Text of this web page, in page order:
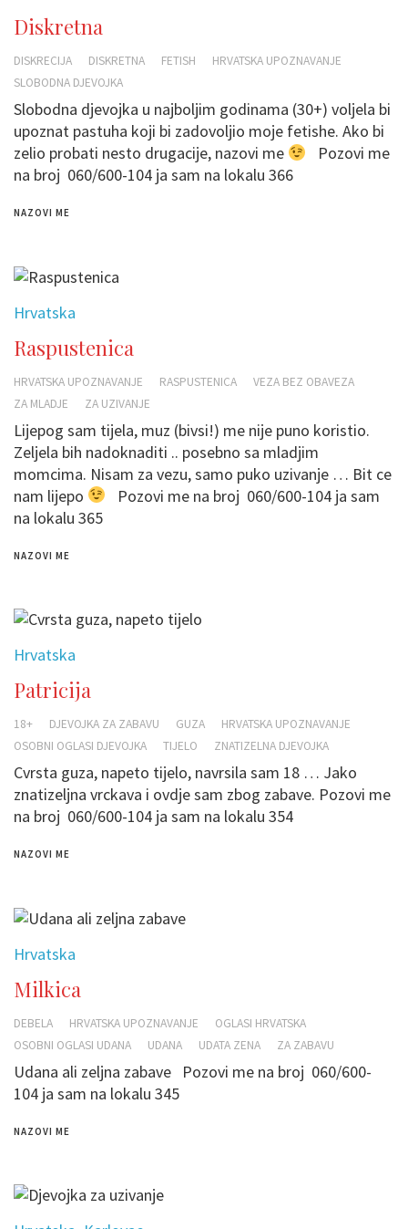
Diskretna
DISKRECIJA DISKRETNA FETISH
HRVATSKA UPOZNAVANJE
SLOBODNA DJEVOJKA
Slobodna djevojka u najboljim godinama (30+) voljela bi
upoznat pastuha koji bi zadovoljio moje fetishe. Ako bi
zelio probati nesto drugacije, nazovi me
Pozovi me
na broj 060/600-104 ja sam na lokalu 366
NAZOVI ME
Hrvatska
Raspustenica
HRVATSKA UPOZNAVANJE RASPUSTENICA
VEZA BEZ OBAVEZA
ZA MLADJE
ZA UZIVANJE
Lijepog sam tijela, muz (bivsi!) me nije puno koristio.
Zeljela bih nadoknaditi .. posebno sa mladjim
momcima. Nisam za vezu, samo puko uzivanje … Bit ce
nam lijepo
Pozovi me na broj 060/600-104 ja sam
na lokalu 365
NAZOVI ME
Hrvatska
Patricija
18+ DJEVOJKA ZA ZABAVU GUZA
HRVATSKA UPOZNAVANJE
OSOBNI OGLASI DJEVOJKA
TIJELO ZNATIZELNA DJEVOJKA
Cvrsta guza, napeto tijelo, navrsila sam 18 … Jako
znatizeljna vrckava i ovdje sam zbog zabave. Pozovi me
na broj 060/600-104 ja sam na lokalu 354
NAZOVI ME
Hrvatska
Milkica
DEBELA HRVATSKA UPOZNAVANJE
OGLASI HRVATSKA
OSOBNI OGLASI UDANA
UDANA UDATA ZENA ZA ZABAVU
Udana ali zeljna zabave Pozovi me na broj 060/600-
104 ja sam na lokalu 345
NAZOVI ME